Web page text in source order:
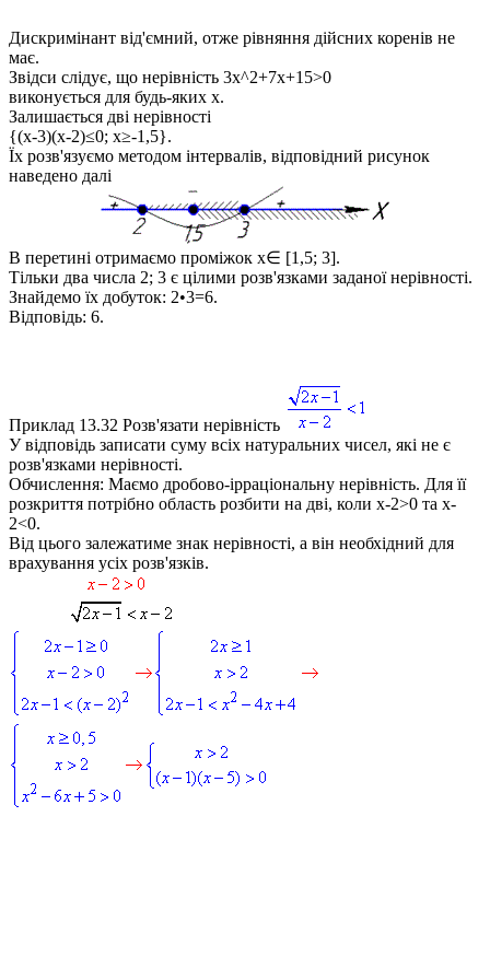
Дискримінант від'ємний, отже рівняння дійсних коренів не
має.
Звідси слідує, що нерівність 3x^2+7x+15>0
виконується для будь-яких x.
Залишається дві нерівності
{(x-3)(x-2)≤0; x≥-1,5}.
Їх розв'язуємо методом інтервалів, відповідний рисунок
наведено далі
В перетині отримаємо проміжок x∈ [1,5; 3].
Тільки два числа 2; 3 є цілими розв'язками заданої нерівності.
Знайдемо їх добуток: 2•3=6.
Відповідь: 6.
Приклад 13.32 Розв'язати нерівність
У відповідь записати суму всіх натуральних чисел, які не є
розв'язками нерівності.
Обчислення: Маємо дробово-ірраціональну нерівність. Для її
розкриття потрібно область розбити на дві, коли x-2>0 та x-
2<0.
Від цього залежатиме знак нерівності, а він необхідний для
врахування усіх розв'язків.